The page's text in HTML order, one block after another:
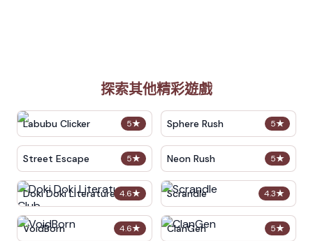
探索其他精彩遊戲
5★
Labubu Clicker 5★
Sphere Rush
5★
Street Escape 5★
Neon Rush
4.6★
Doki Doki Literature Club 4.3★
Scrandle
4.6★
VoidBorn 5★
ClanGen